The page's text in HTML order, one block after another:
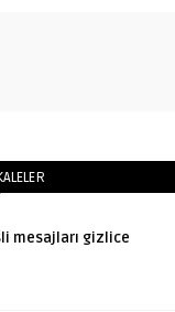
mesajları gizlice